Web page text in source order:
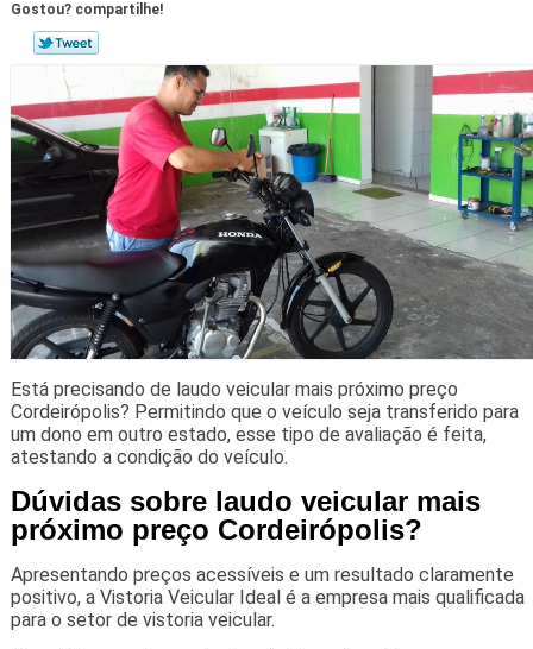
Gostou? compartilhe!
Está precisando de laudo veicular mais próximo preço
Cordeirópolis? Permitindo que o veículo seja transferido para
um dono em outro estado, esse tipo de avaliação é feita,
atestando a condição do veículo.
Dúvidas sobre laudo veicular mais
próximo preço Cordeirópolis?
Apresentando preços acessíveis e um resultado claramente
positivo, a Vistoria Veicular Ideal é a empresa mais qualificada
para o setor de vistoria veicular.